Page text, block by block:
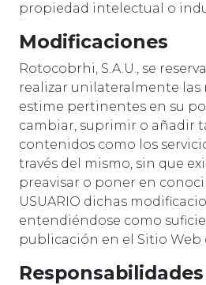
propiedad intelectual o
Modificaciones
Rotocobrhi, S.A.U., se
realizar unilateralmente las
estime pertinentes en su
cambiar, suprimir o añadir
contenidos como los
través del mismo, sin que
preavisar o poner en
USUARIO dichas
entendiéndose como
publicación en el Sitio Web
Responsabilidades